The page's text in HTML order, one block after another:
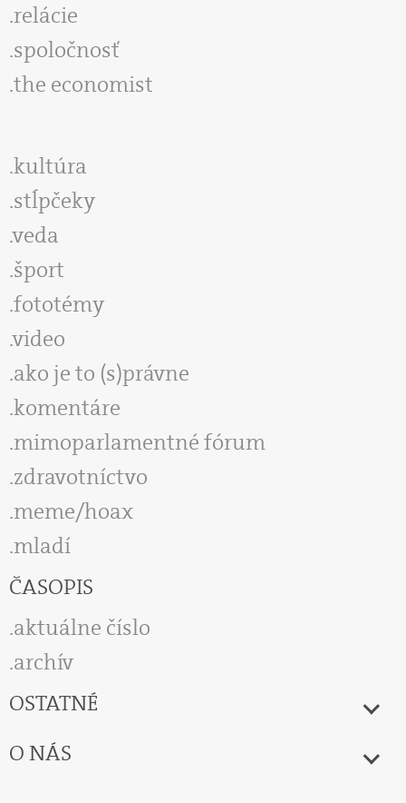
relácie
spoločnosť
the economist
kultúra
stĺpčeky
veda
šport
fototémy
video
ako je to (s)právne
komentáre
mimoparlamentné fórum
zdravotníctvo
meme/hoax
mladí
ČASOPIS
aktuálne číslo
archív
OSTATNÉ
O NÁS